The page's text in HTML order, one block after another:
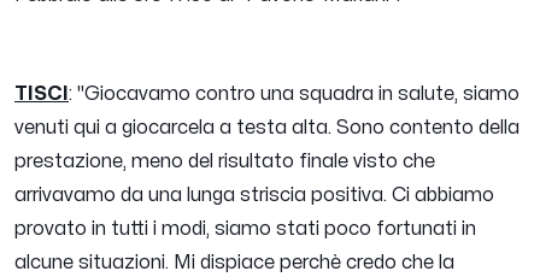
TISCI : "Giocavamo contro una squadra in salute, siamo
venuti qui a giocarcela a testa alta. Sono contento della
prestazione, meno del risultato finale visto che
arrivavamo da una lunga striscia positiva. Ci abbiamo
provato in tutti i modi, siamo stati poco fortunati in
alcune situazioni. Mi dispiace perchè credo che la